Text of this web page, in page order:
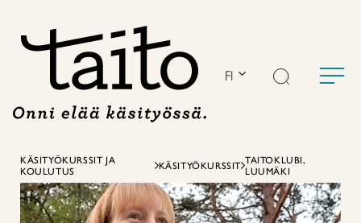
FI
KÄSITYÖKURSSIT JA
KOULUTUS
KÄSITYÖKURSSIT TAITOKLUBI,
LUUMÄKI